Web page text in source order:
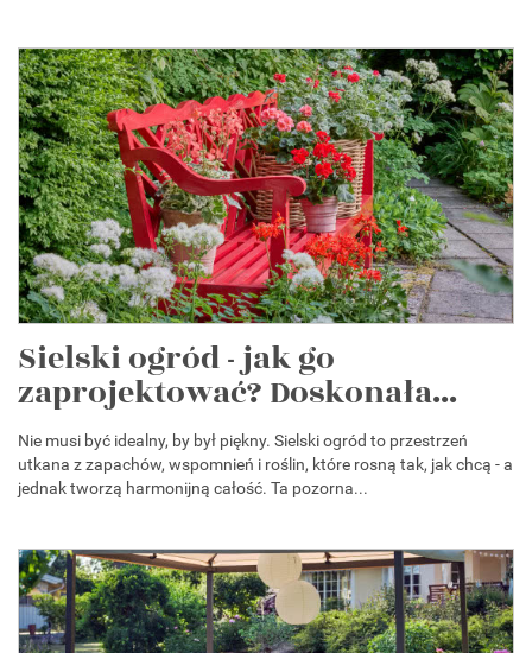
Sielski ogród - jak go
zaprojektować? Doskonała...
Nie musi być idealny, by był piękny. Sielski ogród to przestrzeń
utkana z zapachów, wspomnień i roślin, które rosną tak, jak chcą - a
jednak tworzą harmonijną całość. Ta pozorna...